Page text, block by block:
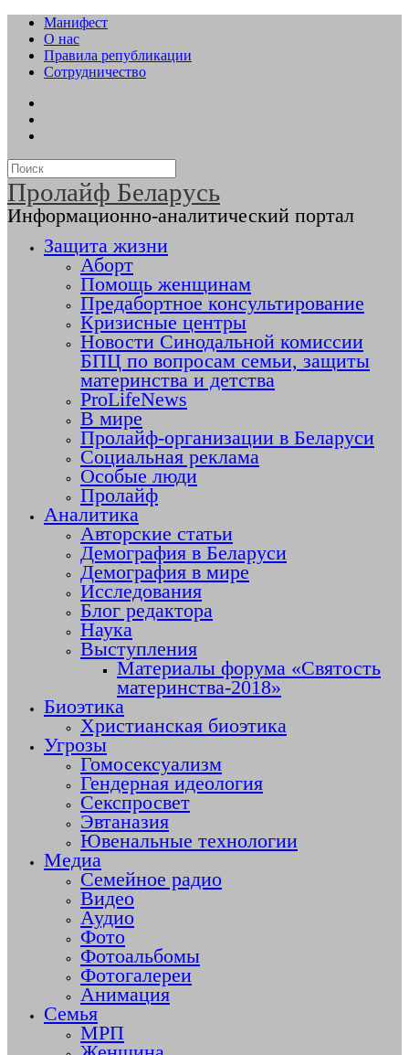
Манифест
О нас
Правила републикации
Сотрудничество
Пролайф Беларусь
Информационно-аналитический портал
Защита жизни
Аборт
Помощь женщинам
Предабортное консультирование
Кризисные центры
Новости Синодальной комиссии
БПЦ по вопросам семьи, защиты
материнства и детства
ProLifeNews
В мире
Пролайф-организации в Беларуси
Социальная реклама
Особые люди
Пролайф
Аналитика
Авторские статьи
Демография в Беларуси
Демография в мире
Исследования
Блог редактора
Наука
Выступления
Материалы форума «Святость
материнства-2018»
Биоэтика
Христианская биоэтика
Угрозы
Гомосексуализм
Гендерная идеология
Секспросвет
Эвтаназия
Ювенальные технологии
Медиа
Семейное радио
Видео
Аудио
Фото
Фотоальбомы
Фотогалереи
Анимация
Семья
МРП